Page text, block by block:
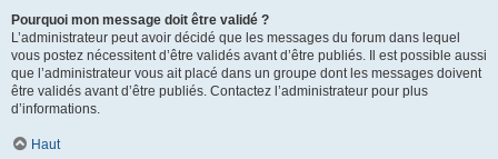
Pourquoi mon message doit être validé ?
L’administrateur peut avoir décidé que les messages du forum dans lequel
vous postez nécessitent d’être validés avant d’être publiés. Il est possible aussi
que l’administrateur vous ait placé dans un groupe dont les messages doivent
être validés avant d’être publiés. Contactez l’administrateur pour plus
d’informations.
Haut